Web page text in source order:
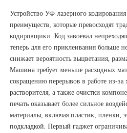
Устройство УФ-лазерного
преимуществ, которые превосходят
кодировщики. Код завоевал
теперь для его приклеивания больше
снижает вероятность выцветания,
Машина требует меньше расходных
сокращению перерывов в работе из-за
растворителя, а также очистки
печать оказывает более сильное
материалы, включая пластик, пленки,
подкладкой. Первый гаджет